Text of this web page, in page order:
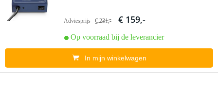
Adviesprijs € 231,- € 159,-
Op voorraad bij de leverancier
In mijn winkelwagen